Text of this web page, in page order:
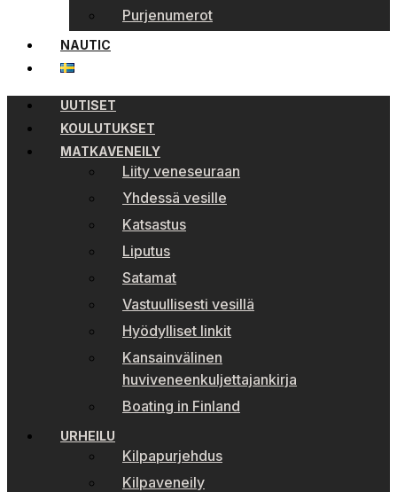
Purjenumerot
NAUTIC
UUTISET
KOULUTUKSET
MATKAVENEILY
Liity veneseuraan
Yhdessä vesille
Katsastus
Liputus
Satamat
Vastuullisesti vesillä
Hyödylliset linkit
Kansainvälinen
huviveneenkuljettajankirja
Boating in Finland
URHEILU
Kilpapurjehdus
Kilpaveneily